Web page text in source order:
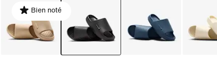
Bien noté